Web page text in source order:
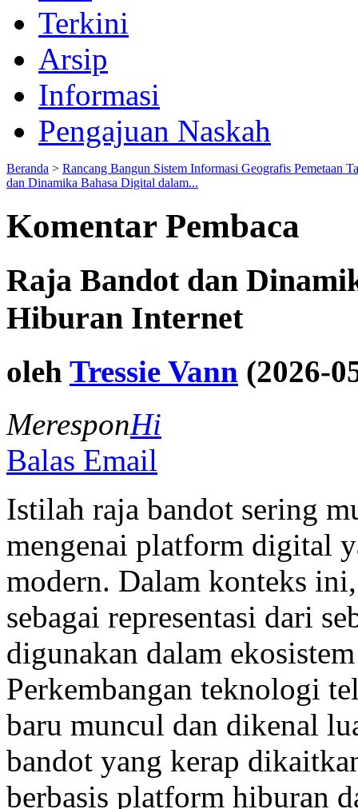
Terkini
Arsip
Informasi
Pengajuan Naskah
Beranda > Rancang Bangun Sistem Informasi Geografis Pemetaan
dan Dinamika Bahasa Digital dalam...
Komentar Pembaca
Raja Bandot dan
Hiburan Internet
oleh Tressie Vann (2026-
MeresponHi
Balas Email
Istilah raja bandot sering
mengenai platform digital
modern. Dalam konteks
sebagai representasi dari
digunakan dalam
Perkembangan teknologi
baru muncul dan dikenal
bandot yang kerap
berbasis platform hiburan